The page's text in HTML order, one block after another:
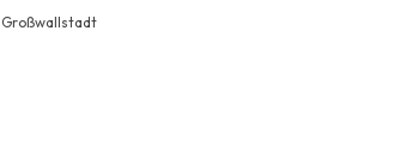
Großwallstadt